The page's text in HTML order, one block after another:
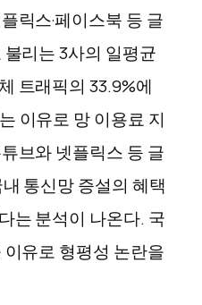
릭스·페이스북 등 글
리는 3사의 일평균
트래픽의 33.9%에
이유로 망 이용료 지
브와 넷플릭스 등 글
통신망 증설의 혜택
는 분석이 나온다. 국
유로 형평성 논란을